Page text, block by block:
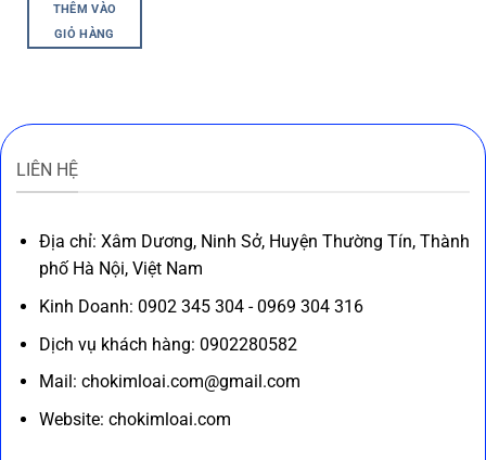
THÊM VÀO
GIỎ HÀNG
LIÊN HỆ
Địa chỉ: Xâm Dương, Ninh Sở, Huyện Thường Tín, Thành
phố Hà Nội, Việt Nam
Kinh Doanh: 0902 345 304 - 0969 304 316
Dịch vụ khách hàng: 0902280582
Mail: chokimloai.com@gmail.com
Website: chokimloai.com